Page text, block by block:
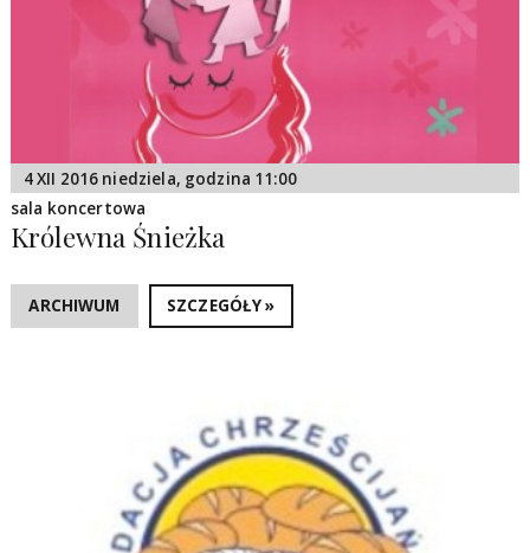
4 XII 2016 niedziela, godzina 11:00
sala koncertowa
Królewna Śnieżka
ARCHIWUM SZCZEGÓŁY »